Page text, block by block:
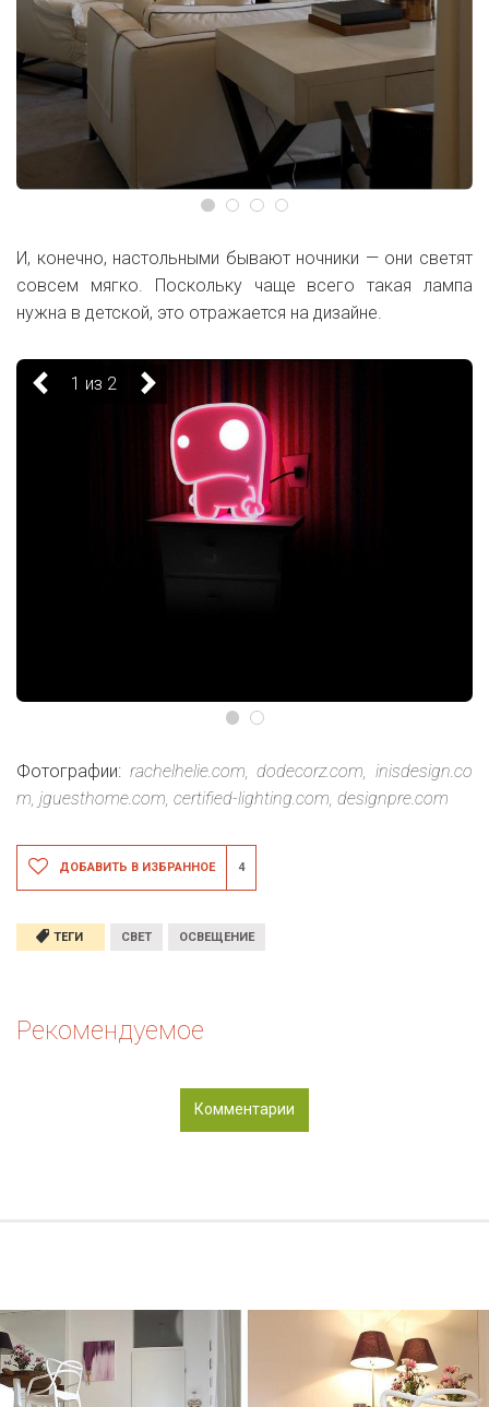
И, конечно, настольными бывают ночники — они светят
совсем мягко. Поскольку чаще всего такая лампа
нужна в детской, это отражается на дизайне.
1 из 2
Фотографии: rachelhelie.com,dodecorz.com,inisdesign.co
m, jguesthome.com, certified-lighting.com, designpre.com
ДОБАВИТЬ В ИЗБРАННОЕ 4
ТЕГИ СВЕТ ОСВЕЩЕНИЕ
Рекомендуемое
Комментарии